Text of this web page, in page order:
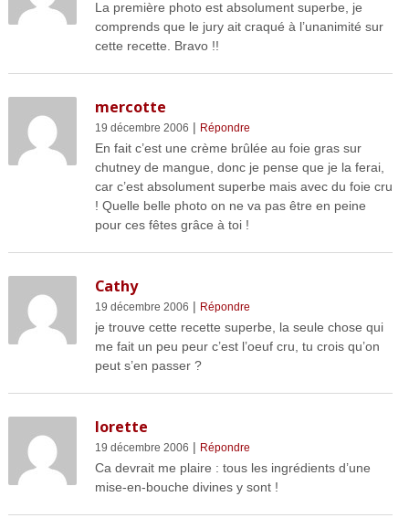
La première photo est absolument superbe, je
comprends que le jury ait craqué à l’unanimité sur
cette recette. Bravo !!
mercotte
19 décembre 2006 | Répondre
En fait c’est une crème brûlée au foie gras sur
chutney de mangue, donc je pense que je la ferai,
car c’est absolument superbe mais avec du foie cru
! Quelle belle photo on ne va pas être en peine
pour ces fêtes grâce à toi !
Cathy
19 décembre 2006 | Répondre
je trouve cette recette superbe, la seule chose qui
me fait un peu peur c’est l’oeuf cru, tu crois qu’on
peut s’en passer ?
lorette
19 décembre 2006 | Répondre
Ca devrait me plaire : tous les ingrédients d’une
mise-en-bouche divines y sont !